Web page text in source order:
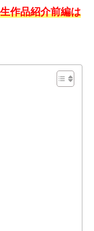
作品紹介前編は